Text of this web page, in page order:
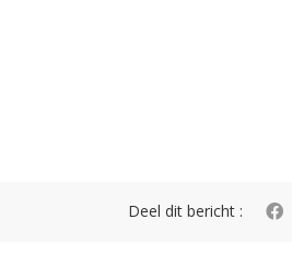
Deel dit bericht :